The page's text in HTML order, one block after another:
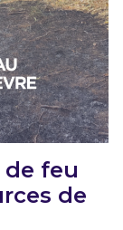
feu
de